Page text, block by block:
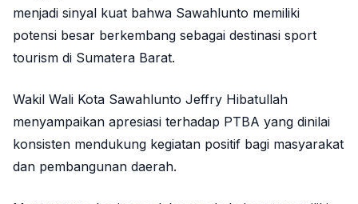
menjadi sinyal kuat bahwa Sawahlunto memiliki
potensi besar berkembang sebagai destinasi sport
tourism di Sumatera Barat.
Wakil Wali Kota Sawahlunto Jeffry Hibatullah
menyampaikan apresiasi terhadap PTBA yang dinilai
konsisten mendukung kegiatan positif bagi masyarakat
dan pembangunan daerah.